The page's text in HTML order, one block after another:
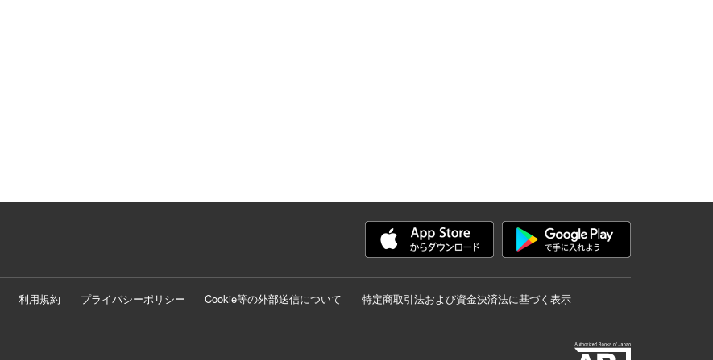
利用規約 プライバシーポリシー Cookie等の外部送信について
特定商取引法および資金決済法に基づく表示